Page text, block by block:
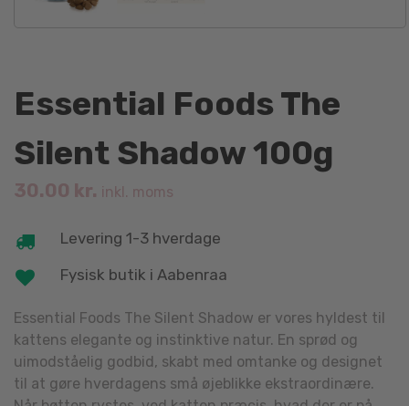
Essential Foods The
Silent Shadow 100g
30.00 kr. inkl. moms
Levering 1-3 hverdage
Fysisk butik i Aabenraa
Essential Foods The Silent Shadow er vores hyldest til
kattens elegante og instinktive natur. En sprød og
uimodståelig godbid, skabt med omtanke og designet
til at gøre hverdagens små øjeblikke ekstraordinære.